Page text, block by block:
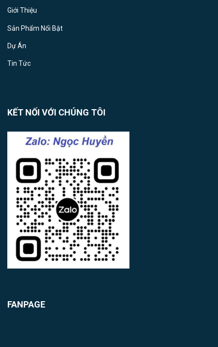
Giới Thiệu
Sản Phẩm Nổi Bật
Dự Án
Tin Tức
KẾT NỐI VỚI CHÚNG TÔI
FANPAGE